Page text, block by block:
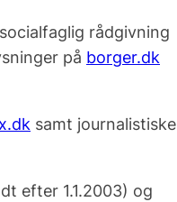
rådgivning
på borger.dk
samt journalistiske
efter 1.1.2003) og